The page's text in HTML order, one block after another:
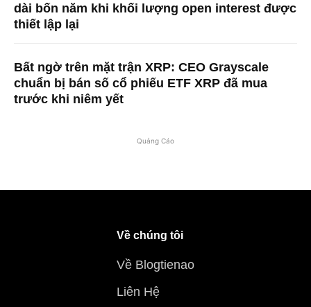
dài bốn năm khi khối lượng open interest được
thiết lập lại
Bất ngờ trên mặt trận XRP: CEO Grayscale
chuẩn bị bán số cổ phiếu ETF XRP đã mua
trước khi niêm yết
Quảng Cáo
Về chúng tôi
Về Blogtienao
Liên Hệ